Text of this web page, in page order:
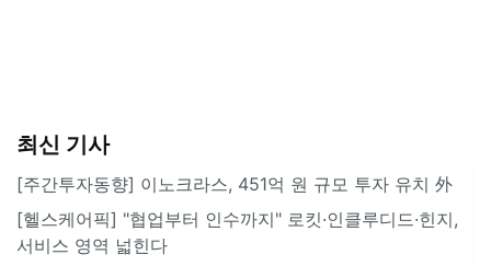
최신 기사
[주간투자동향] 이노크라스, 451억 원 규모 투자 유치 外
[헬스케어픽] "협업부터 인수까지" 로킷·인클루디드·힌지,
서비스 영역 넓힌다